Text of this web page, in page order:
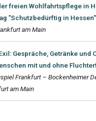
freien Wohlfahrtspflege in
"Schutzbedürftig in Hessen"
am Main
Gespräche, Getränke und
mit und ohne
Frankfurt – Bockenheimer
am Main